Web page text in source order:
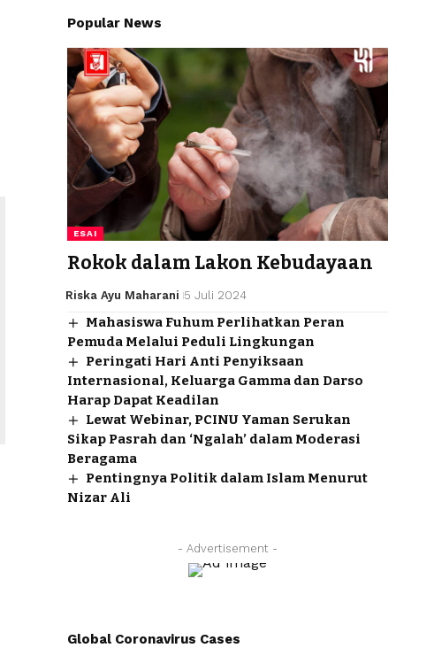
Popular News
ESAI
Rokok dalam Lakon Kebudayaan
Riska Ayu Maharani 5 Juli 2024
Mahasiswa Fuhum Perlihatkan Peran
Pemuda Melalui Peduli Lingkungan
Peringati Hari Anti Penyiksaan
Internasional, Keluarga Gamma dan Darso
Harap Dapat Keadilan
Lewat Webinar, PCINU Yaman Serukan
Sikap Pasrah dan ‘Ngalah’ dalam Moderasi
Beragama
Pentingnya Politik dalam Islam Menurut
Nizar Ali
- Advertisement -
Global Coronavirus Cases